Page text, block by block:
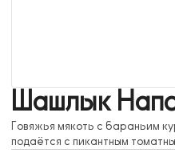
Шашлык
Говяжья мякоть с бараньим
подаётся с пикантным